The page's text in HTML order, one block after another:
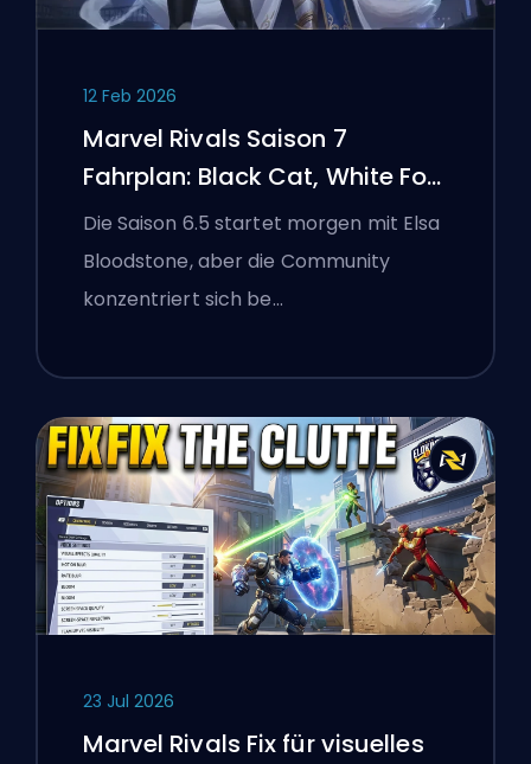
12 Feb 2026
Marvel Rivals Saison 7
Fahrplan: Black Cat, White Fox
und das Monsters Take
Manhattan Event
Die Saison 6.5 startet morgen mit Elsa
Bloodstone, aber die Community
konzentriert sich be…
23 Jul 2026
Marvel Rivals Fix für visuelles